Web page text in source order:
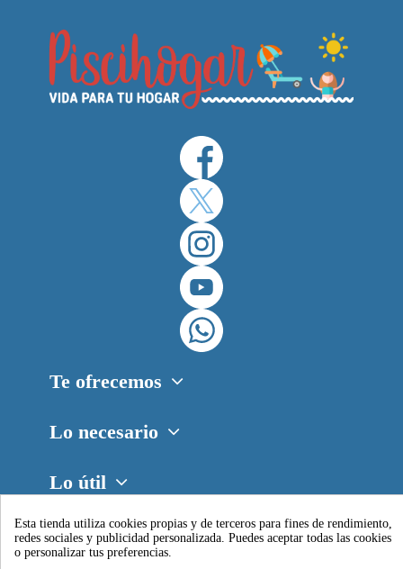
Te ofrecemos
Lo necesario
Lo útil
Contacto
Esta tienda utiliza cookies propias y de terceros para fines de rendimiento,
redes sociales y publicidad personalizada. Puedes aceptar todas las cookies
o personalizar tus preferencias.